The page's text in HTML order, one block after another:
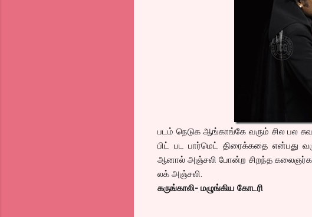
படம் நெடுக ஆங்காங்கே வரும் சில பல
பிட் பட பார்மெட் திரைக்கதை என்பது
ஆனால் அஞ்சலி போன்ற சிறந்த
லக் அஞ்சலி.
கருங்காலி- மழுங்கிய கோடரி